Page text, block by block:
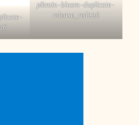
pikmin-bloom-duplicate-
release_red226